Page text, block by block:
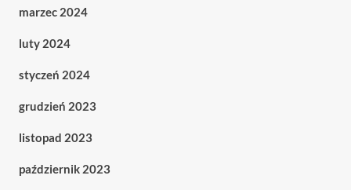
marzec 2024
luty 2024
styczeń 2024
grudzień 2023
listopad 2023
październik 2023